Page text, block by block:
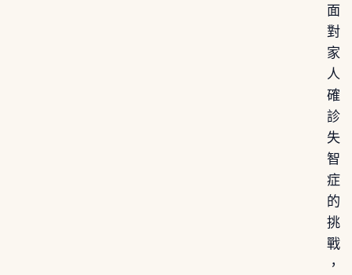
面
對
家
人
確
診
失
智
症
的
挑
戰
，